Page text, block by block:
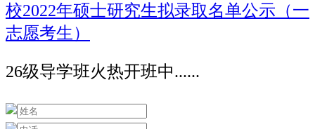
校2022年硕士研究生拟录取名单公示（一
志愿考生）
26级导学班火热开班中......